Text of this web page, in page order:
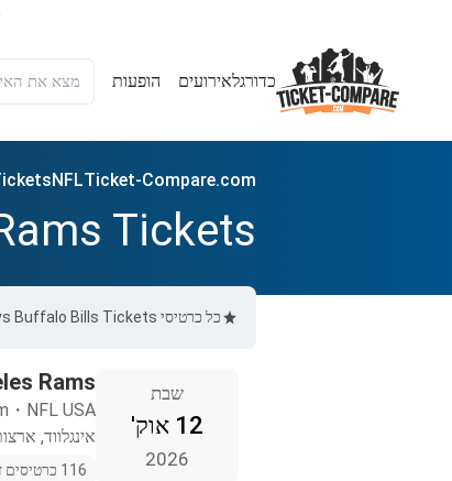
כדורגלאירועים הופעות
Ticket-Compare.com
NFL
Tickets
כל כרטיסי Los Angeles Rams vs Buffalo Bills Tickets ב-Ticket-Compare.com הם אותנטיים, ממוכרים מאומתים מראש שמספקים אחריות של 100%.
שבת
12 אוק'
2026
Rams
NFL USA
・
אינגלווד,
116 כרטיסים זמינים